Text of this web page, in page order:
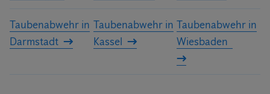
Taubenabwehr in
Darmstadt
Taubenabwehr in
Kassel
Taubenabwehr in
Wiesbaden